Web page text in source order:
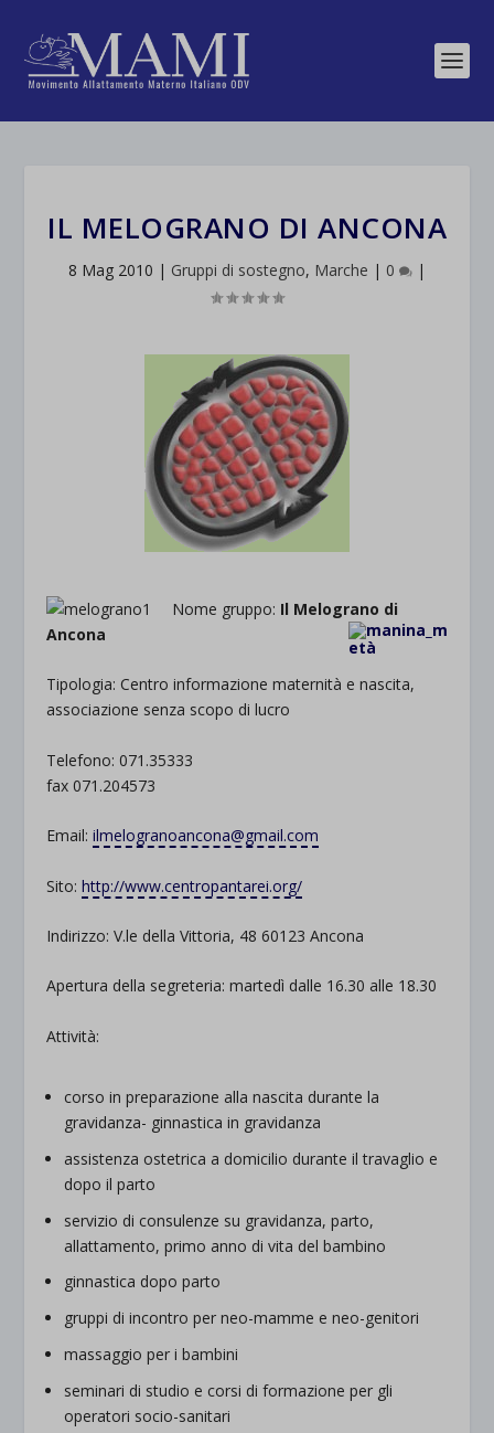
IL MELOGRANO DI ANCONA
8 Mag 2010 | Gruppi di sostegno, Marche | 0 |
Nome gruppo: Il Melograno di
Ancona
Tipologia: Centro informazione maternità e nascita,
associazione senza scopo di lucro
Telefono: 071.35333
fax 071.204573
Email:ilmelogranoancona@gmail.com
Sito:http://www.centropantarei.org/
Indirizzo: V.le della Vittoria, 48 60123 Ancona
Apertura della segreteria: martedì dalle 16.30 alle 18.30
Attività:
corso in preparazione alla nascita durante la
gravidanza- ginnastica in gravidanza
assistenza ostetrica a domicilio durante il travaglio e
dopo il parto
servizio di consulenze su gravidanza, parto,
allattamento, primo anno di vita del bambino
ginnastica dopo parto
gruppi di incontro per neo-mamme e neo-genitori
massaggio per i bambini
seminari di studio e corsi di formazione per gli
operatori socio-sanitari